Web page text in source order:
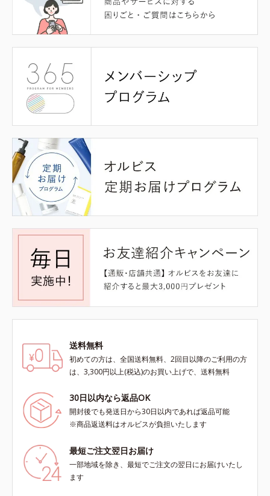
送料無料
初めての方は、全国送料無料、2回目以降のご利用の方
は、3,300円以上(税込)のお買い上げで、送料無料
30日以内なら返品OK
開封後でも発送日から30日以内であれば返品可能
※商品返送料はオルビスが負担いたします
最短ご注文翌日お届け
一部地域を除き、最短でご注文の翌日にお届けいたし
ます